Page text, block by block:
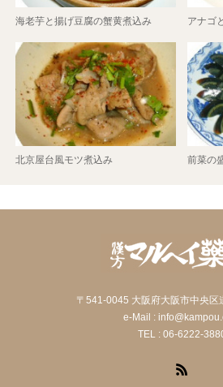
海老芋と揚げ豆腐の蟹黄煮込み アナゴ
北京屋台風モツ煮込み 前菜の
〒541-0045 大阪府大阪市中央区
e-Mail :
TEL : 06-6222-